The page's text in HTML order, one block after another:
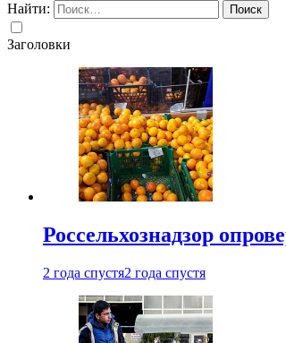
Найти:
Заголовки
Россельхознадзор
2 года спустя2 года спустя